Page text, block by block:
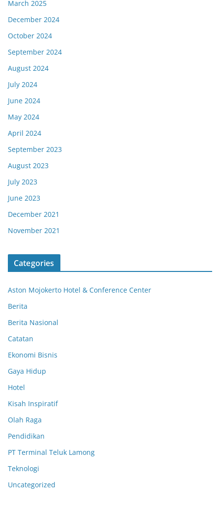
March 2025
December 2024
October 2024
September 2024
August 2024
July 2024
June 2024
May 2024
April 2024
September 2023
August 2023
July 2023
June 2023
December 2021
November 2021
Categories
Aston Mojokerto Hotel & Conference Center
Berita
Berita Nasional
Catatan
Ekonomi Bisnis
Gaya Hidup
Hotel
Kisah Inspiratif
Olah Raga
Pendidikan
PT Terminal Teluk Lamong
Teknologi
Uncategorized